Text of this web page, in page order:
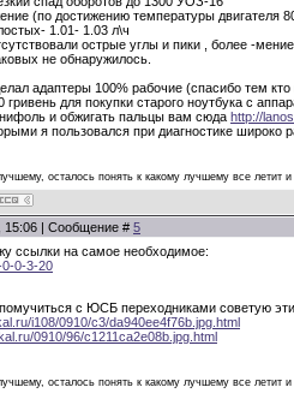
(по достижению температуры двигателя
1.01- 1.03 л\ч
острые углы и пики , более -
не обнаружилось.
адаптеры 100% рабочие (спасибо тем кто
для покупки старого ноутбука с
и обжигать пальцы вам сюда http://
я пользовался при диагностике широко
осталось понять к какому лучшему все летит
15:06 | Сообщение # 5
ссылки на самое необходимое:
0-0-3-20
с ЮСБ переходниками советую
i108/0910/c3/da940ee4f76b.jpg.html
0910/96/c1211ca2e08b.jpg.html
осталось понять к какому лучшему все летит и